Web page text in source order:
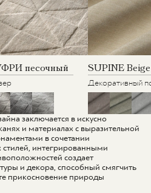
песочный
SUPINE Beige
Декоративный
заключается в искусно
и материалах с выразительной
в сочетании
интегрированными
создает
и декора, способный смягчить
прикосновение природы